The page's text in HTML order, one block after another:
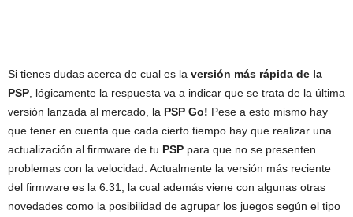
Si tienes dudas acerca de cual es la versión más rápida de la
PSP , lógicamente la respuesta va a indicar que se trata de la última
versión lanzada al mercado, la PSP Go! Pese a esto mismo hay
que tener en cuenta que cada cierto tiempo hay que realizar una
actualización al firmware de tu PSP para que no se presenten
problemas con la velocidad. Actualmente la versión más reciente
del firmware es la 6.31, la cual además viene con algunas otras
novedades como la posibilidad de agrupar los juegos según el tipo